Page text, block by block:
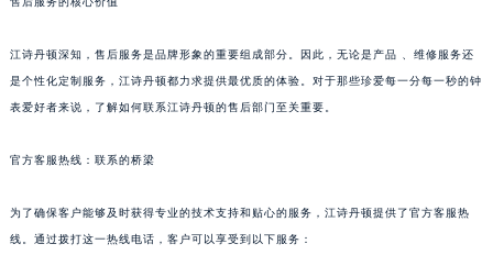
江诗丹顿深知，售后服务是品牌形象的重要组成部分。因此，无论是产品 、维修服务还
是个性化定制服务，江诗丹顿都力求提供最优质的体验。对于那些珍爱每一分每一秒的钟
表爱好者来说，了解如何联系江诗丹顿的售后部门至关重要。
官方客服热线：联系的桥梁
为了确保客户能够及时获得专业的技术支持和贴心的服务，江诗丹顿提供了官方客服热
线。通过拨打这一热线电话，客户可以享受到以下服务：